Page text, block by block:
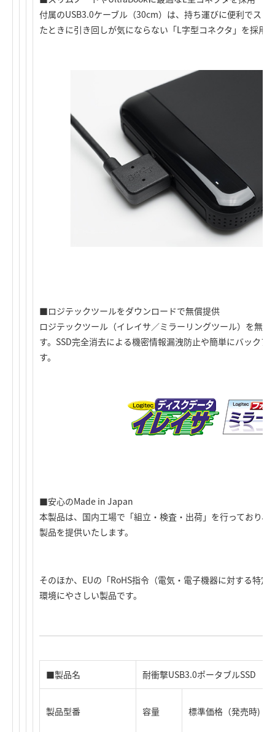
付属のUSB3.0ケーブル（30cm）は、持ち運びに便利でス
たときに引き回しが気にならない「L字型コネクタ」を採用
■ロジテックツールをダウンロードで無償提供
ロジテックツール（イレイサ／ミラーリングツール）を無
す。SSD完全消去による機密情報漏洩防止や簡単にバック
す。
■安心のMade in Japan
本製品は、国内工場で「組立・検査・出荷」を行っており
製品を提供いたします。
そのほか、EUの「RoHS指令（電気・電子機器に対する特
環境にやさしい製品です。
■製品名 耐衝撃USB3.0ポータブルSSD
製品型番 容量 標準価格（発売時)